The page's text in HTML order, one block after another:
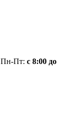
Пн-Пт: с 8:00 до